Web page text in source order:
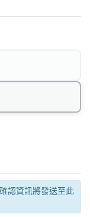
認資訊將發送至此